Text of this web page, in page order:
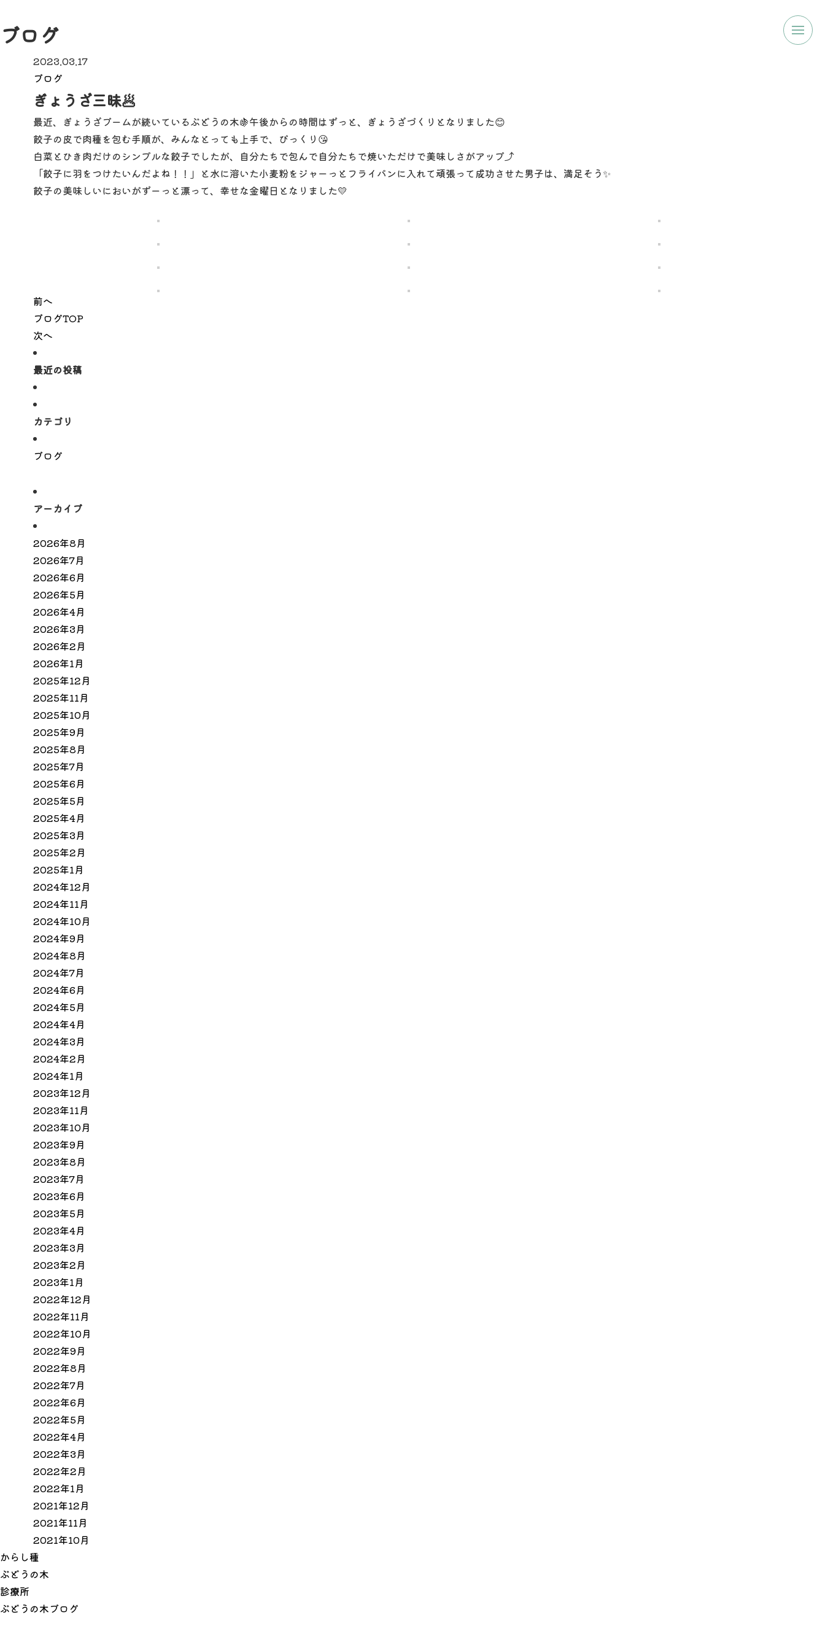
ブログ
2023.03.17
ブログ
ぎょうざ三昧🥟
最近、ぎょうざブームが続いているぶどうの木🍇午後からの時間はずっと、ぎょうざづくりとなりました😊
餃子の皮で肉種を包む手順が、みんなとっても上手で、びっくり😘
白菜とひき肉だけのシンプルな餃子でしたが、自分たちで包んで自分たちで焼いただけで美味しさがアップ⤴
「餃子に羽をつけたいんだよね！！」と水に溶いた小麦粉をジャーっとフライパンに入れて頑張って成功させた男子は、満足そう✨
餃子の美味しいにおいがずーっと漂って、幸せな金曜日となりました💛
前へ
ブログTOP
次へ
最近の投稿
カテゴリ
ブログ
アーカイブ
2026年8月
2026年7月
2026年6月
2026年5月
2026年4月
2026年3月
2026年2月
2026年1月
2025年12月
2025年11月
2025年10月
2025年9月
2025年8月
2025年7月
2025年6月
2025年5月
2025年4月
2025年3月
2025年2月
2025年1月
2024年12月
2024年11月
2024年10月
2024年9月
2024年8月
2024年7月
2024年6月
2024年5月
2024年4月
2024年3月
2024年2月
2024年1月
2023年12月
2023年11月
2023年10月
2023年9月
2023年8月
2023年7月
2023年6月
2023年5月
2023年4月
2023年3月
2023年2月
2023年1月
2022年12月
2022年11月
2022年10月
2022年9月
2022年8月
2022年7月
2022年6月
2022年5月
2022年4月
2022年3月
2022年2月
2022年1月
2021年12月
2021年11月
2021年10月
から し種
ぶど う の木
診療所
ぶど う の木ブロ グ